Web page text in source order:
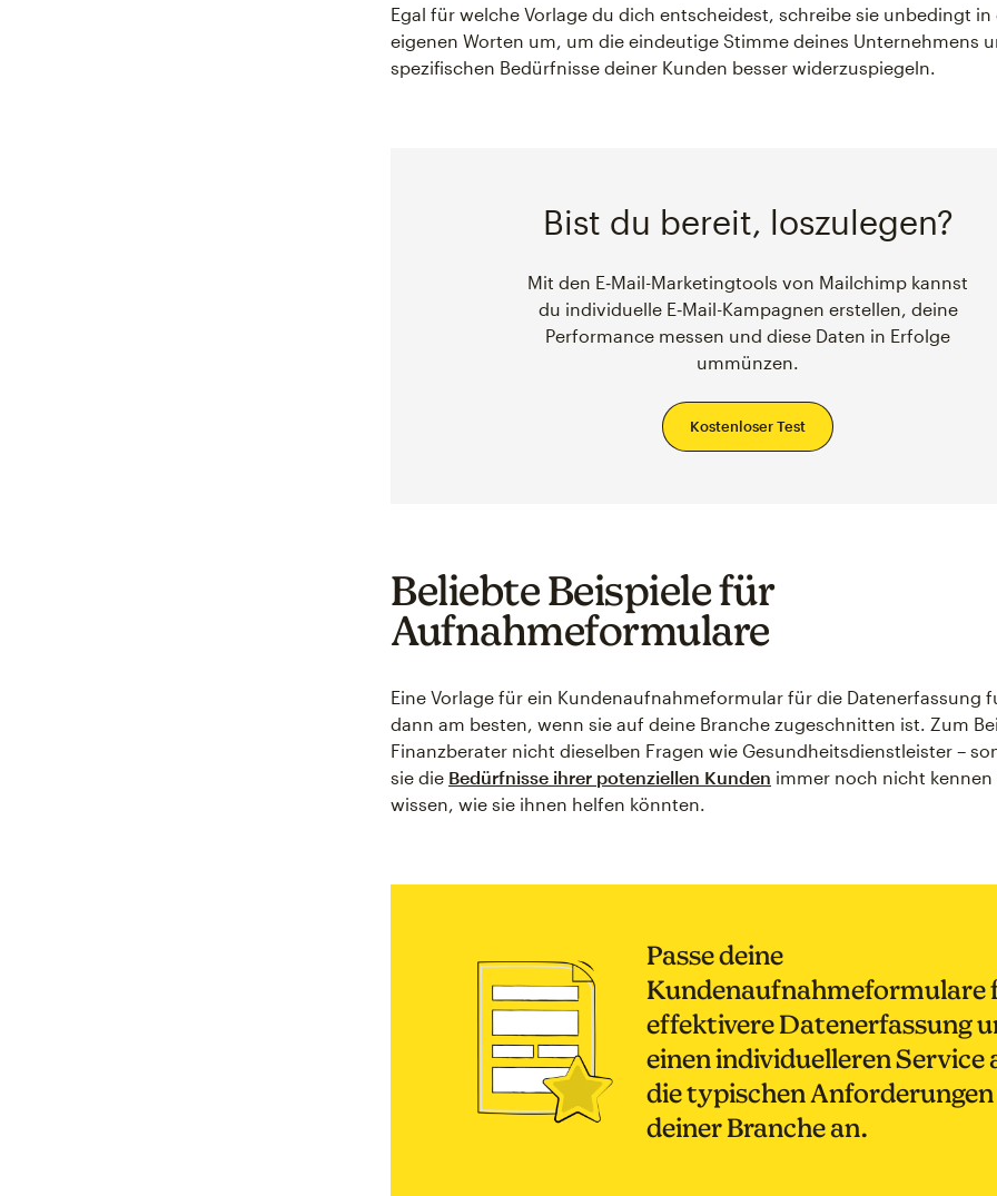
Egal für welche Vorlage du dich entscheidest, schreibe sie unbedingt in
eigenen Worten um, um die eindeutige Stimme deines Unternehmens
spezifischen Bedürfnisse deiner Kunden besser widerzuspiegeln.
Bist du bereit, loszulegen?
Mit den E‑Mail-Marketingtools von Mailchimp kannst
du individuelle E‑Mail-Kampagnen erstellen, deine
Performance messen und diese Daten in Erfolge
ummünzen.
Kostenloser Test
Beliebte Beispiele für
Aufnahmeformulare
Eine Vorlage für ein Kundenaufnahmeformular für die Datenerfassung
dann am besten, wenn sie auf deine Branche zugeschnitten ist. Zum
Finanzberater nicht dieselben Fragen wie Gesundheitsdienstleister –
sie die Bedürfnisse ihrer potenziellen Kunden immer noch nicht
wissen, wie sie ihnen helfen könnten.
Passe deine
Kundenaufnahmeformulare
effektivere Datenerfassung
einen individuelleren Service
die typischen Anforderungen
deiner Branche an.